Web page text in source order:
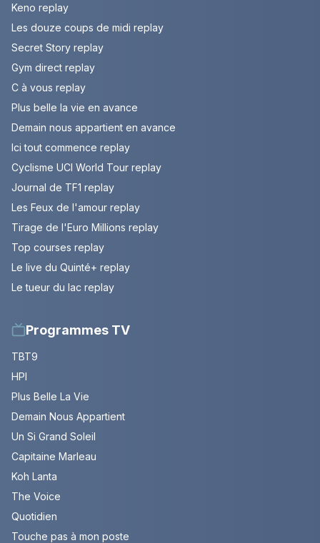
Keno replay
Les douze coups de midi replay
Secret Story replay
Gym direct replay
C à vous replay
Plus belle la vie en avance
Demain nous appartient en avance
Ici tout commence replay
Cyclisme UCI World Tour replay
Journal de TF1 replay
Les Feux de l'amour replay
Tirage de l'Euro Millions replay
Top courses replay
Le live du Quinté+ replay
Le tueur du lac replay
Programmes TV
TBT9
HPI
Plus Belle La Vie
Demain Nous Appartient
Un Si Grand Soleil
Capitaine Marleau
Koh Lanta
The Voice
Quotidien
Touche pas à mon poste